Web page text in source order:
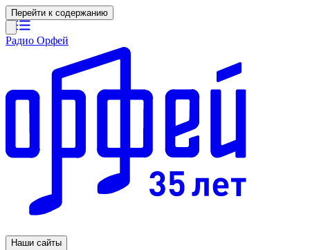
Перейти к содержанию
Радио Орфей
Наши сайты